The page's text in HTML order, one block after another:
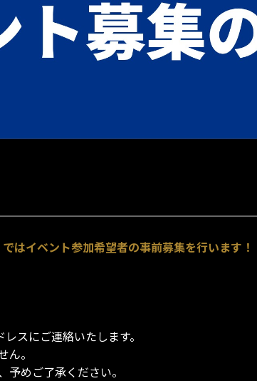
ではイベント参加希望者の事前募集を行います！
スにご連絡いたします。
。
めご了承ください。